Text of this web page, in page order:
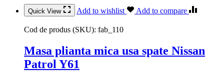
Quick View Add to wishlist Add to compare
Cod de produs (SKU): fab_110
Masa plianta mica usa spate Nissan
Patrol Y61